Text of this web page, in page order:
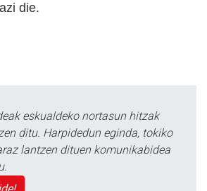
die.
eskualdeko nortasun hitzak
ditu. Harpidedun eginda, tokiko
lantzen dituen komunikabidea